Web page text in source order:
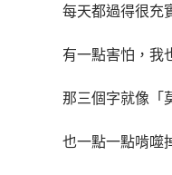
每天都過得很充
有一點害怕，我
那三個字就像「
也一點一點啃噬